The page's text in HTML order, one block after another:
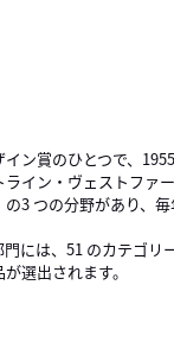
ン賞のひとつで、
イン・ヴェストフ
3 つの分野があり、
には、51 のカテゴ
選出されます。